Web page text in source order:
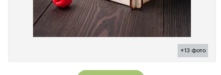
+13 фото